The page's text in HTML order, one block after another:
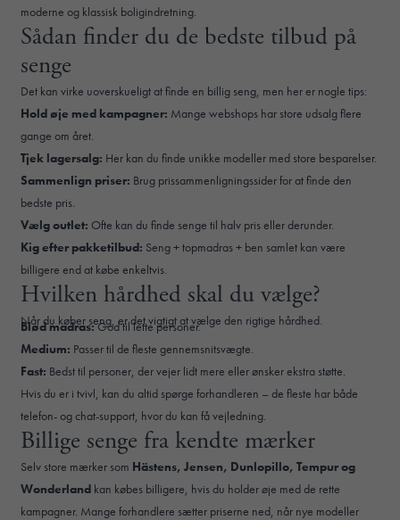
moderne og klassisk boligindretning.
Sådan finder du de bedste tilbud på
senge
Det kan virke uoverskueligt at finde en billig seng, men her er nogle tips:
Hold øje med kampagner: Mange webshops har store udsalg flere
gange om året.
Tjek lagersalg: Her kan du finde unikke modeller med store besparelser.
Sammenlign priser: Brug prissammenligningssider for at finde den
bedste pris.
Vælg outlet: Ofte kan du finde senge til halv pris eller derunder.
Kig efter pakketilbud: Seng + topmadras + ben samlet kan være
billigere end at købe enkeltvis.
Hvilken hårdhed skal du vælge?
Når du køber seng, er det vigtigt at vælge den rigtige hårdhed.
Blød madras:God til lette personer.
Medium: Passer til de fleste gennemsnitsvægte.
Fast: Bedst til personer, der vejer lidt mere eller ønsker ekstra støtte.
Hvis du er i tvivl, kan du altid spørge forhandleren – de fleste har både
telefon- og chat-support, hvor du kan få vejledning.
Billige senge fra kendte mærker
Selv store mærker som Hästens, Jensen, Dunlopillo, Tempur og
Wonderland kan købes billigere, hvis du holder øje med de rette
kampagner. Mange forhandlere sætter priserne ned, når nye modeller